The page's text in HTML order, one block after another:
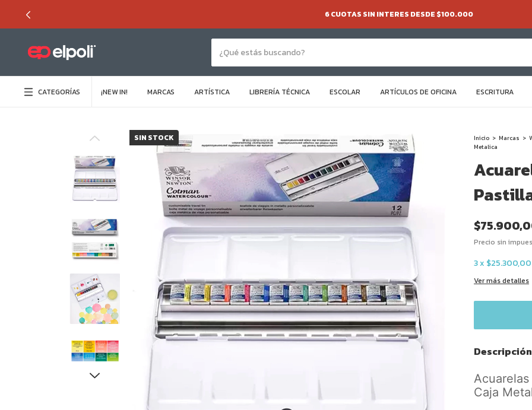
6 CUOTAS SIN INTERES DESDE $100.000
CATEGORÍAS ¡NEW IN! MARCAS ARTÍSTICA LIBRERÍA TÉCNICA ESCOLAR ARTÍCULOS DE OFICINA ESCRITURA
SIN STOCK Inicio > Marcas >
Metalica
Precio sin
3x $25.300,00
Ver más detalles
Descripción
Caja